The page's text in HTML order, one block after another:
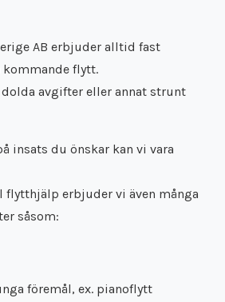
AB erbjuder alltid fast
flytt.
avgifter eller annat strunt
insats du önskar kan vi vara
erbjuder vi även många
såsom:
föremål, ex. pianoflytt